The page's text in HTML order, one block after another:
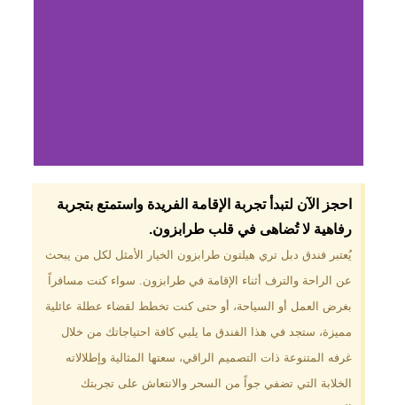
لماذا تختار فندق دبل
تري هيلتون
طرابزون؟
موقع مميز في قلب طرابزون بالقرب
من أهم المعالم السياحية. إطلالات
الخضراء. مرافق متكاملة تشمل
مسبحًا داخليًا، سبا، صالة ألعاب
رياضية، ومطاعم عالمية.
احجز الآن لتبدأ تجربة الإقامة الفريدة واستمتع بتجربة
رفاهية لا تُضاهى في قلب طرابزون.​
يُعتبر فندق دبل تري هيلتون طرابزون الخيار الأمثل لكل من يبحث
عن الراحة والترف أثناء الإقامة في طرابزون. سواء كنت مسافراً
بغرض العمل أو السياحة، أو حتى كنت تخطط لقضاء عطلة عائلية
مميزة، ستجد في هذا الفندق ما يلبي كافة احتياجاتك من خلال
غرفه المتنوعة ذات التصميم الراقي، سعتها المثالية وإطلالاته
الخلابة التي تضفي جواً من السحر والانتعاش على تجربتك